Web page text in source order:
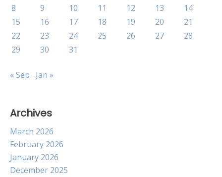
8
9 10 11 12 13
14
15
16 17 18 19 20
21
22
23 24 25 26 27
28
29
30 31
« Sep Jan »
Archives
March 2026
February 2026
January 2026
December 2025